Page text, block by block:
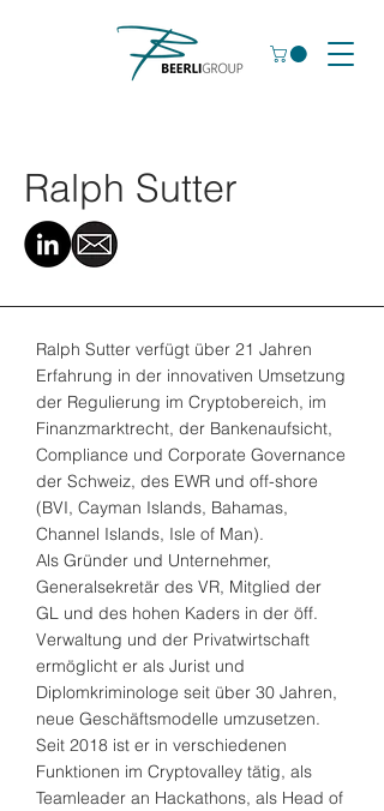
Ralph Sutter
Ralph Sutter verfügt über 21 Jahren
Erfahrung in der innovativen Umsetzung
der Regulierung im Cryptobereich, im
Finanzmarktrecht, der Bankenaufsicht,
Compliance und Corporate Governance
der Schweiz, des EWR und off-shore
(BVI, Cayman Islands, Bahamas,
Channel Islands, Isle of Man).
Als Gründer und Unternehmer,
Generalsekretär des VR, Mitglied der
GL und des hohen Kaders in der öff.
Verwaltung und der Privatwirtschaft
ermöglicht er als Jurist und
Diplomkriminologe seit über 30 Jahren,
neue Geschäftsmodelle umzusetzen.
Seit 2018 ist er in verschiedenen
Funktionen im Cryptovalley tätig, als
Teamleader an Hackathons, als Head of